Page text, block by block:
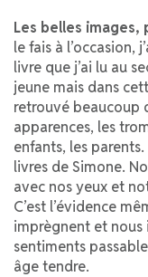
Les belles images,
le fais à l’occasion,
livre que j’ai lu au
jeune mais dans
retrouvé beaucoup
apparences, les
enfants, les
livres de Simone.
avec nos yeux et
C’est l’évidence
imprègnent et
sentiments
âge tendre.